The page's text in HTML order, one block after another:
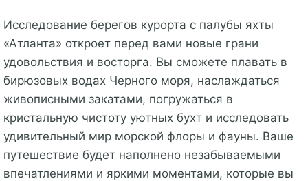
Исследование берегов курорта с палубы яхты
«Атланта» откроет перед вами новые грани
удовольствия и восторга. Вы сможете плавать в
бирюзовых водах Черного моря, наслаждаться
живописными закатами, погружаться в
кристальную чистоту уютных бухт и исследовать
удивительный мир морской флоры и фауны. Ваше
путешествие будет наполнено незабываемыми
впечатлениями и яркими моментами, которые вы